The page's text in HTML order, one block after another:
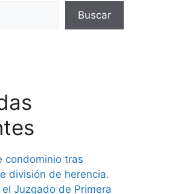
Buscar
condominio tras
división de herencia.
Juzgado de Primera